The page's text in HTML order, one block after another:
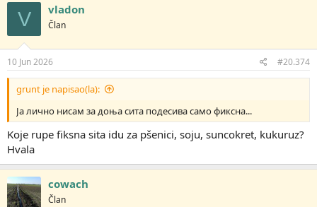
V vladon
Član
10 Jun 2026 #20.374
grunt je napisao(la):
Ја лично нисам за доња сита подесива само фиксна...
Koje rupe fiksna sita idu za pšenici, soju, suncokret, kukuruz?
Hvala
cowach
Član